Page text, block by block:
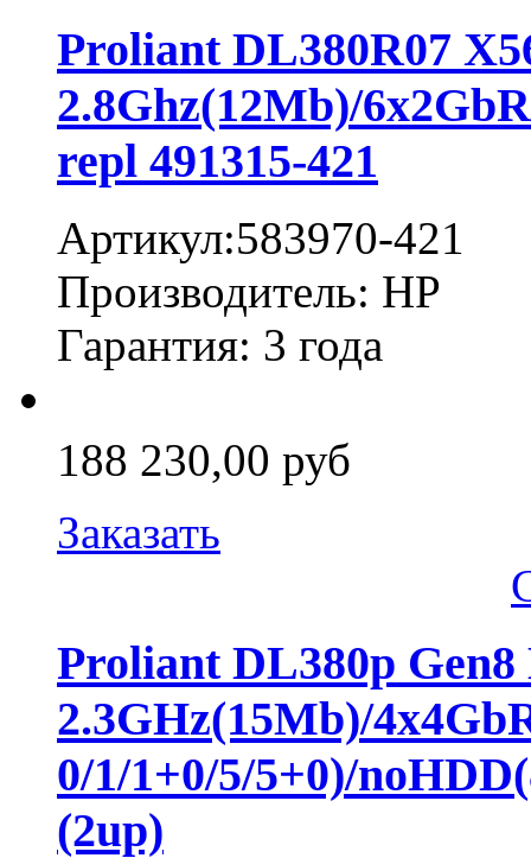
Proliant DL380R07
2.8Ghz(12Mb)/
repl 491315-421
Артикул:583970-421
Производитель: HP
Гарантия: 3 года
188 230,00 руб
Заказать
Proliant DL380p Gen8
2.3GHz(15Mb)/
0/1/1+0/5/5+0)/
(2up)